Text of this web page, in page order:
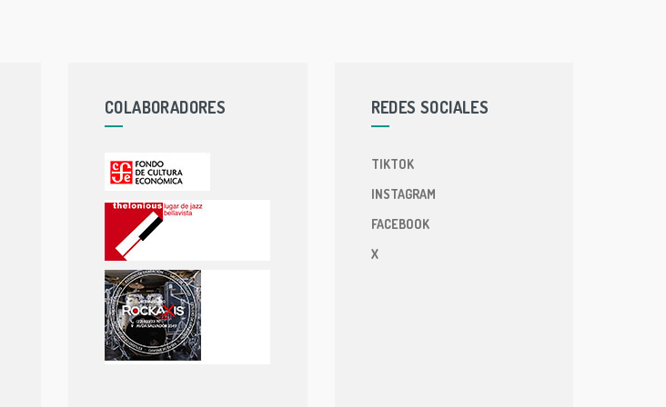
COLABORADORES REDES SOCIALES
TIKTOK
INSTAGRAM
FACEBOOK
X